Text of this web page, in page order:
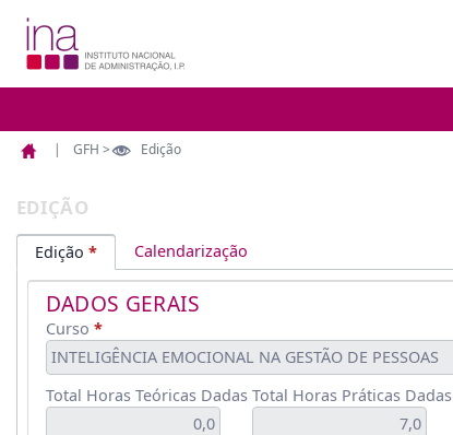
GFH > Edição
Edição
EDIÇÃO
Edição Calendarização
DADOS GERAIS
Curso
INTELIGÊNCIA EMOCIONAL NA GESTÃO DE PESSOAS
Total Horas Teóricas Dadas Total Horas Práticas Dadas